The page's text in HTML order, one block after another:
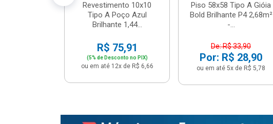
Revestimento 10x10
Tipo A Poço Azul
Brilhante 1,44...
R$ 75,91
(5% de Desconto no PIX)
ou em até 12x de R$ 6,66
Piso 58x58 Tipo A Gióia
Bold Brilhante P4 2,68m²
-...
De: R$ 33,90
Por: R$ 28,90
ou em até 5x de R$ 5,78